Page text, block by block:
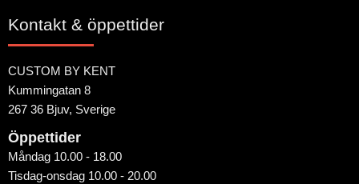
Kontakt & öppettider
CUSTOM BY KENT
Kummingatan 8
267 36 Bjuv, Sverige
Öppettider
Måndag 10.00 - 18.00
Tisdag-onsdag 10.00 - 20.00